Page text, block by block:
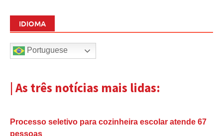
IDIOMA
Portuguese
| As três notícias mais lidas:
Processo seletivo para cozinheira escolar atende 67
pessoas